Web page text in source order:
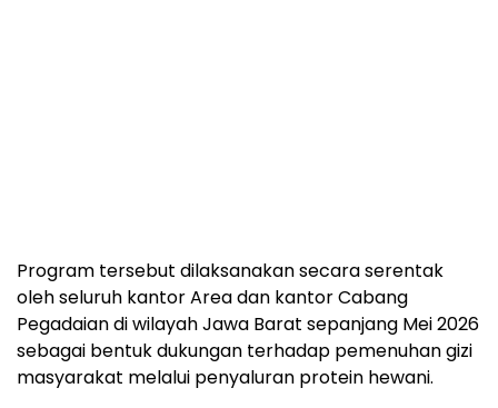
Program tersebut dilaksanakan secara serentak
oleh seluruh kantor Area dan kantor Cabang
Pegadaian di wilayah Jawa Barat sepanjang Mei 2026
sebagai bentuk dukungan terhadap pemenuhan gizi
masyarakat melalui penyaluran protein hewani.